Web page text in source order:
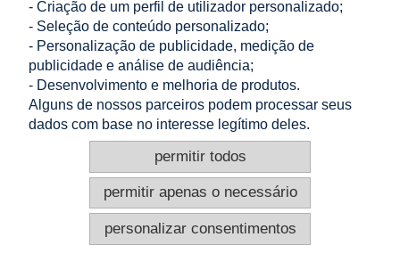
Altamira Sp. z o. o.
Budowlanych 6/51, 95-040 Koluszki, Polónia
+48 605 999 036
+48 724 999 949
info@e-altamira.pt
Atendimento ao cliente: Seg–Sex 8:00–16:00
ver versão completa do site
- Criação de um perfil de utilizador personalizado;
- Seleção de conteúdo personalizado;
- Personalização de publicidade, medição de
publicidade e análise de audiência;
- Desenvolvimento e melhoria de produtos.
Alguns de nossos parceiros podem processar seus
dados com base no interesse legítimo deles.
Os nossos parceiros: Google (política de privacidade
Meta, Microsoft, Adroll.
Se selecionar "permitir apenas o necessário",
continuará a poder ver o conteúdo do nosso site, mas
a publicidade não será adaptada aos seus interesses.
Pode alterar as suas preferências a qualquer
permitir apenas o necessário
personalizar consentimentos
permitir todos